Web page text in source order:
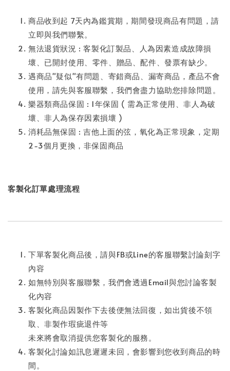
商品收到起 7天內為鑑賞期，期間發現商品有問題，請
立即與我們聯繫。
無法退貨狀況 : 客製化訂製品、人為因素造成故障損
壞、已開封使用、零件、贈品、配件、發票有缺少。
遇商品"疑似"有問題、寄錯商品、漏寄商品，產品不會
使用，請先與客服聯繫，我們會盡力協助您排除問題。
樂器類商品保固 : 1年保固 ( 需為正常使用、非人為破
壞、非人為保存因素損壞 )
消耗品無保固 : 吉他上面的弦，氧化為正常現象，定期
2-3個月更換，非保固商品
客製化訂單處理流程
下單客製化商品後，請與FB或Line的客服聯繫討論刻字
內容
如無特別與客服聯繫，我們會透過Email與您討論客製
化內容
客製化商品因製作下去後便無法回復，如出貨後不領
取、非製作瑕疵退件等
未來將會取消提供您客製化的服務。
客製化討論如訊息遲遲未回，會影響到您收到商品的時
間。